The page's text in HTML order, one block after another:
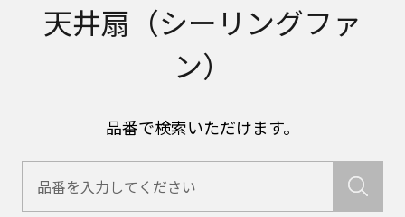
天井扇（シーリングファ
ン）
品番で検索いただけます。